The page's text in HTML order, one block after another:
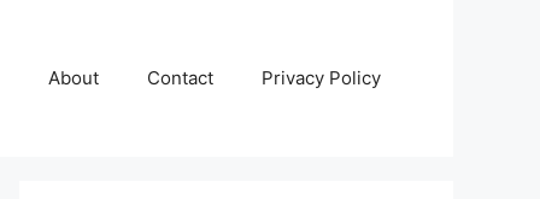
About Contact Privacy Policy